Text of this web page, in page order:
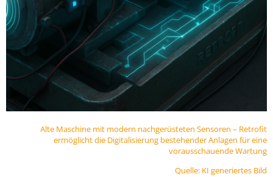
Alte Maschine mit modern nachgerüsteten Sensoren – Retrofit
ermöglicht die Digitalisierung bestehender Anlagen für eine
vorausschauende Wartung
Quelle: KI generiertes Bild